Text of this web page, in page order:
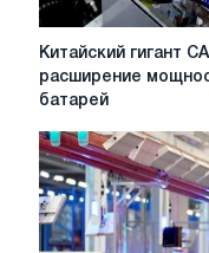
Китайский
CATL
$4,5
млрд
на
расширение
мощностей
Китайский гигант
расширение
батарей